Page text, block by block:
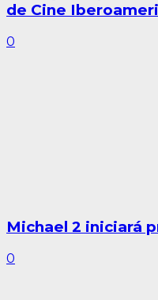
de Cine
0
Michael 2 iniciará
0